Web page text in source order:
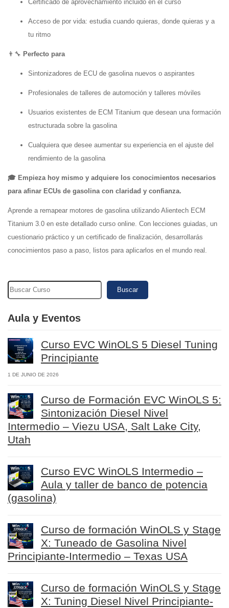
Certificado de aprovechamiento incluido en el curso
Acceso de por vida: estudia cuando quieras, donde quieras y a
tu ritmo
👨‍🔧 Perfecto para
Sintonizadores de ECU de gasolina nuevos o aspirantes
Profesionales de talleres de automoción y talleres móviles
Usuarios existentes de ECM Titanium que desean una formación
estructurada sobre la gasolina
Cualquiera que desee aumentar su experiencia en el ajuste del
rendimiento de la gasolina
🎓 Empieza hoy mismo y adquiere los conocimientos necesarios
para afinar ECUs de gasolina con claridad y confianza.
Aprende a remapear motores de gasolina utilizando Alientech ECM
Titanium 3.0 en este detallado curso online. Con lecciones guiadas, un
cuestionario práctico y un certificado de finalización, desarrollarás
conocimientos paso a paso, listos para aplicarlos en el mundo real.
Buscar
Aula y Eventos
Curso EVC WinOLS 5 Diesel Tuning
Principiante
1 DE JUNIO DE 2026
Curso de Formación EVC WinOLS 5:
Sintonización Diesel Nivel
Intermedio – Viezu USA, Salt Lake City,
Utah
Curso EVC WinOLS Intermedio –
Aula y taller de banco de potencia
(gasolina)
Curso de formación WinOLS y Stage
X: Tuneado de Gasolina Nivel
Principiante-Intermedio – Texas USA
Curso de formación WinOLS y Stage
X: Tuning Diesel Nivel Principiante-